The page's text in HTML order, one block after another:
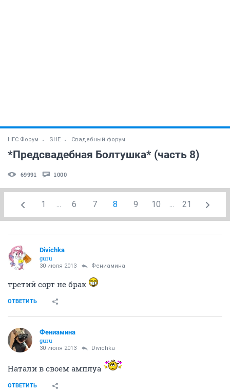
НГС.Форум SHE Свадебный форум
*Предсвадебная Болтушка* (часть 8)
69991 1000
1 ... 6 7 8 9 10 ... 21
Divichka
guru
30 июля 2013 Фениамина
третий сорт не брак
ОТВЕТИТЬ
Фениамина
guru
30 июля 2013 Divichka
Натали в своем амплуа
ОТВЕТИТЬ